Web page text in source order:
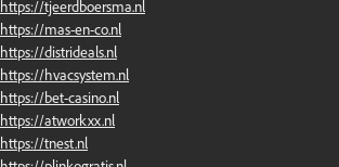
https://tjeerdboersma.nl
https://mas-en-co.nl
https://distrideals.nl
https://hvacsystem.nl
https://bet-casino.nl
https://atworkxx.nl
https://tnest.nl